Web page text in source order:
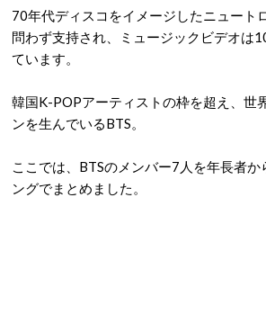
70年代ディスコをイメージしたニュート
問わず支持され、ミュージックビデオは
ています。
韓国K-POPアーティストの枠を超え、世
ンを生んでいるBTS。
ここでは、BTSのメンバー7人を年長者
ングでまとめました。